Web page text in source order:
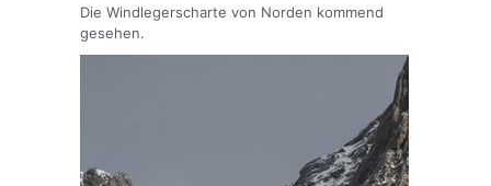
Die Windlegerscharte von Norden kommend
gesehen.